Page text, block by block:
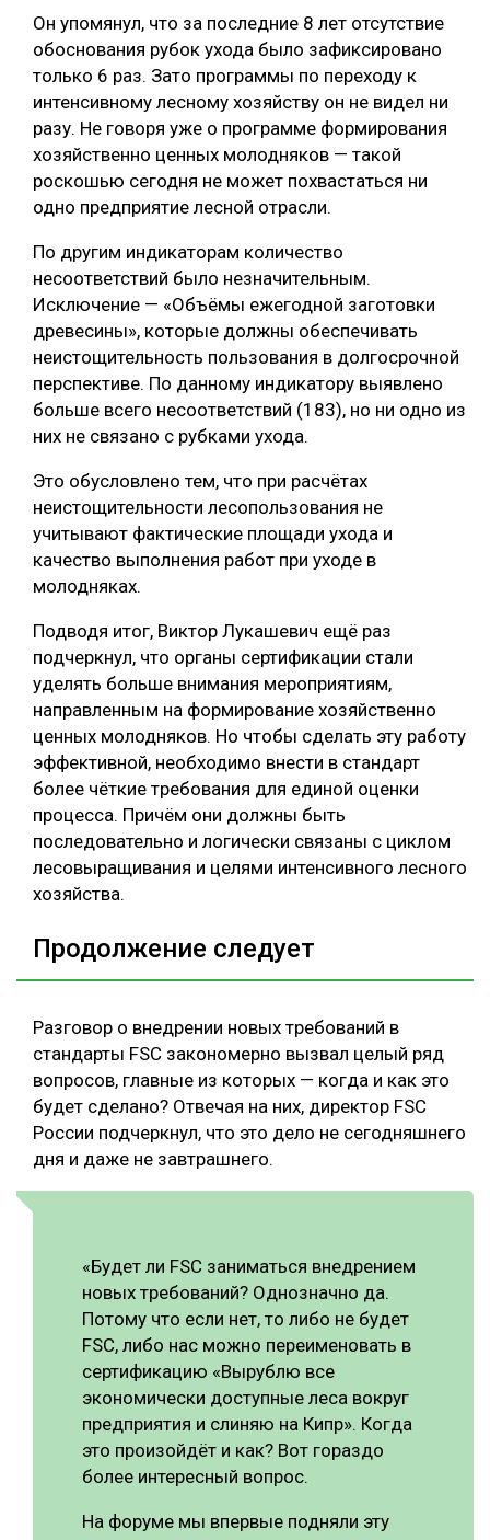
Он упомянул, что за последние 8 лет отсутствие
обоснования рубок ухода было зафиксировано
только 6 раз. Зато программы по переходу к
интенсивному лесному хозяйству он не видел ни
разу. Не говоря уже о программе формирования
хозяйственно ценных молодняков — такой
роскошью сегодня не может похвастаться ни
одно предприятие лесной отрасли.
По другим индикаторам количество
несоответствий было незначительным.
Исключение — «Объёмы ежегодной заготовки
древесины», которые должны обеспечивать
неистощительность пользования в долгосрочной
перспективе. По данному индикатору выявлено
больше всего несоответствий (183), но ни одно из
них не связано с рубками ухода.
Это обусловлено тем, что при расчётах
неистощительности лесопользования не
учитывают фактические площади ухода и
качество выполнения работ при уходе в
молодняках.
Подводя итог, Виктор Лукашевич ещё раз
подчеркнул, что органы сертификации стали
уделять больше внимания мероприятиям,
направленным на формирование хозяйственно
ценных молодняков. Но чтобы сделать эту работу
эффективной, необходимо внести в стандарт
более чёткие требования для единой оценки
процесса. Причём они должны быть
последовательно и логически связаны с циклом
лесовыращивания и целями интенсивного лесного
хозяйства.
Продолжение следует
Разговор о внедрении новых требований в
стандарты FSC закономерно вызвал целый ряд
вопросов, главные из которых — когда и как это
будет сделано? Отвечая на них, директор FSC
России подчеркнул, что это дело не сегодняшнего
дня и даже не завтрашнего.
«Будет ли FSC заниматься внедрением
новых требований? Однозначно да.
Потому что если нет, то либо не будет
FSC, либо нас можно переименовать в
сертификацию «Вырублю все
экономически доступные леса вокруг
предприятия и слиняю на Кипр». Когда
это произойдёт и как? Вот гораздо
более интересный вопрос.
На форуме мы впервые подняли эту